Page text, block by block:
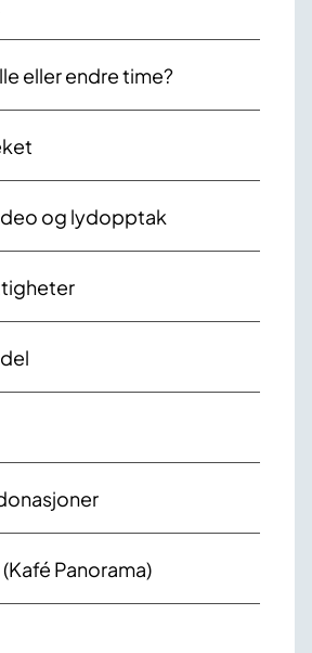
eller endre time?
og lydopptak
Panorama)